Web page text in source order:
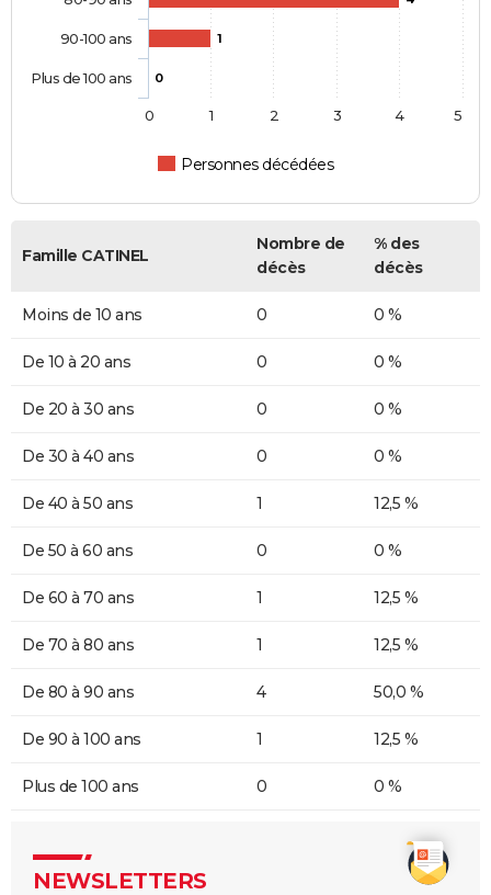
1
0
Personnes décédées
90-100 ans
Plus de 100 ans
0 1 2 3 4 5
Famille CATINEL
Nombre de
décès
% des
décès
Moins de 10 ans 0 0 %
De 10 à 20 ans 0 0 %
De 20 à 30 ans 0 0 %
De 30 à 40 ans 0 0 %
De 40 à 50 ans 1 12,5 %
De 50 à 60 ans 0 0 %
De 60 à 70 ans 1 12,5 %
De 70 à 80 ans 1 12,5 %
De 80 à 90 ans 4 50,0 %
De 90 à 100 ans 1 12,5 %
Plus de 100 ans 0 0 %
NEWSLETTERS